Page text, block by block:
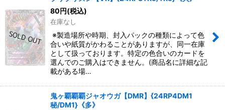
80 円(税込)
在庫なし
※製造場所や時期、封入パックの種類によって色
合いや紙質がかわることがありますが、同一在庫
として扱っております。特定の色合いのカードを
選んでのご購入はできません。(商品名に詳細な記
載がある場…
鬼ヶ覇覇覇ジャオウガ【DMR】{24RP4DM1
秘/DM1}《多》